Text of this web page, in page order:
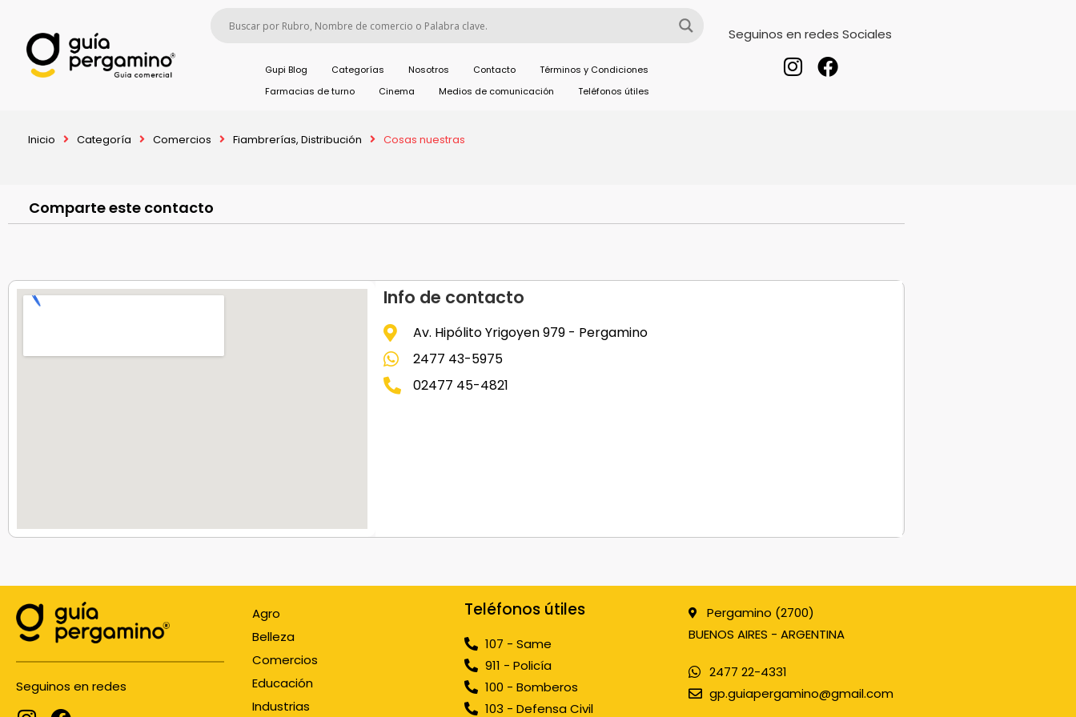
Gupi Blog Categorías Nosotros Contacto
Términos y Condiciones
Farmacias de turno
Cinema Medios de comunicación Teléfonos útiles
Seguinos en redes Sociales
Inicio Categoría Comercios Fiambrerías, Distribución Cosas nuestras
Comparte este contacto
Info de contacto
Av. Hipólito Yrigoyen 979 - Pergamino
2477 43-5975
02477 45-4821
Seguinos en redes
Agro
Belleza
Comercios
Educación
Industrias
Teléfonos útiles
107 - Same
911 - Policía
100 - Bomberos
103 - Defensa Civil
Pergamino (2700)
BUENOS AIRES - ARGENTINA
2477 22-4331
gp.guiapergamino@gmail.com